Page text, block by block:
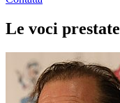
Le voci prestate